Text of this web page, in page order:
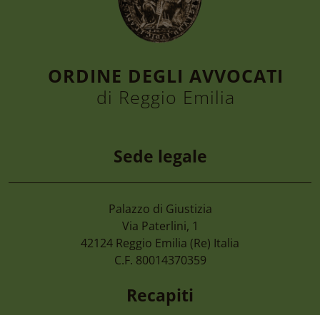
ORDINE DEGLI AVVOCATI
di Reggio Emilia
Sede legale
Palazzo di Giustizia
Via Paterlini, 1
42124 Reggio Emilia (Re) Italia
C.F. 80014370359
Recapiti